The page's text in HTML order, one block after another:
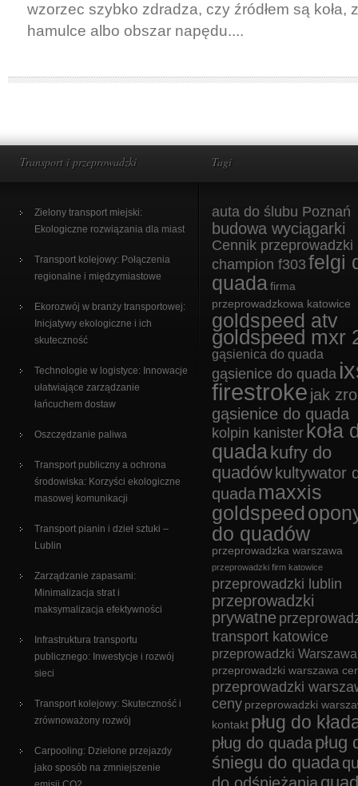
wzorzec szybko zdradza, czy źródłem są koła,
hamulce albo obszar napędu....
Transport i przeprowadzki
Zielony transport miejski:
Ekologiczne rozwiązania dla miast
Transport kolejowy: Połączenia
regionalne i międzymiastowe
Ekorozwój w branży transportowej:
Inicjatywy ekologiczne i ich
skuteczność
Technologie w logistyce: Innowacje
ułatwiające zarządzanie
łańcuchem dostaw
Oszczędzanie paliwa
Transport publiczny a ochrona
środowiska: Korzyści ekologiczne
masowej komunikacji
Transport pianin i dzieł sztuki –
Lublin
Zarządzanie zapasami:
Minimalizacja strat i
maksymalizacja efektywności
Infrastruktura transportu
publicznego: Inwestycje i rozwój
sieci
Transport kolejowy: Skuteczność i
zrównoważony rozwój
Carpooling: Dzielone przejazdy
jako sposób na zmniejszenie
Tagi
auta do ślubu Poznań
budowa wyciągarki
Cennik przeprowadzki
champion f303 felgi
quada firma
przeprowadzkowa katowice
goldspeed atv
goldspeed mxr
gąsienica do quada
gąsienice do quada
firestroke jak
gąsienice do quada
kolpin kanister koła
quadakufry do
quadów kultywator
quada maxxis
goldspeed
do quadów
przeprowadzka warszawa
przeprowadzki firm katowice
przeprowadzki lublin
przeprowadzki
prywatne
transport katowice
przeprowadzki Warszawa
przeprowadzki warszawa
przeprowadzki
ceny przeprowadzki
kontakt pług do
pług do quada pług
śniegu do quada